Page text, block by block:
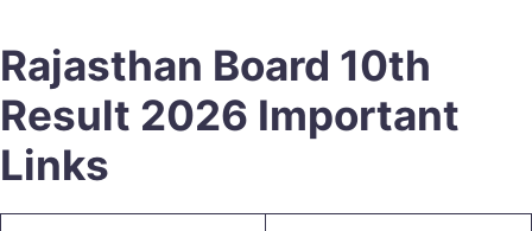
Rajasthan Board 10th
Result 2026 Important
Links